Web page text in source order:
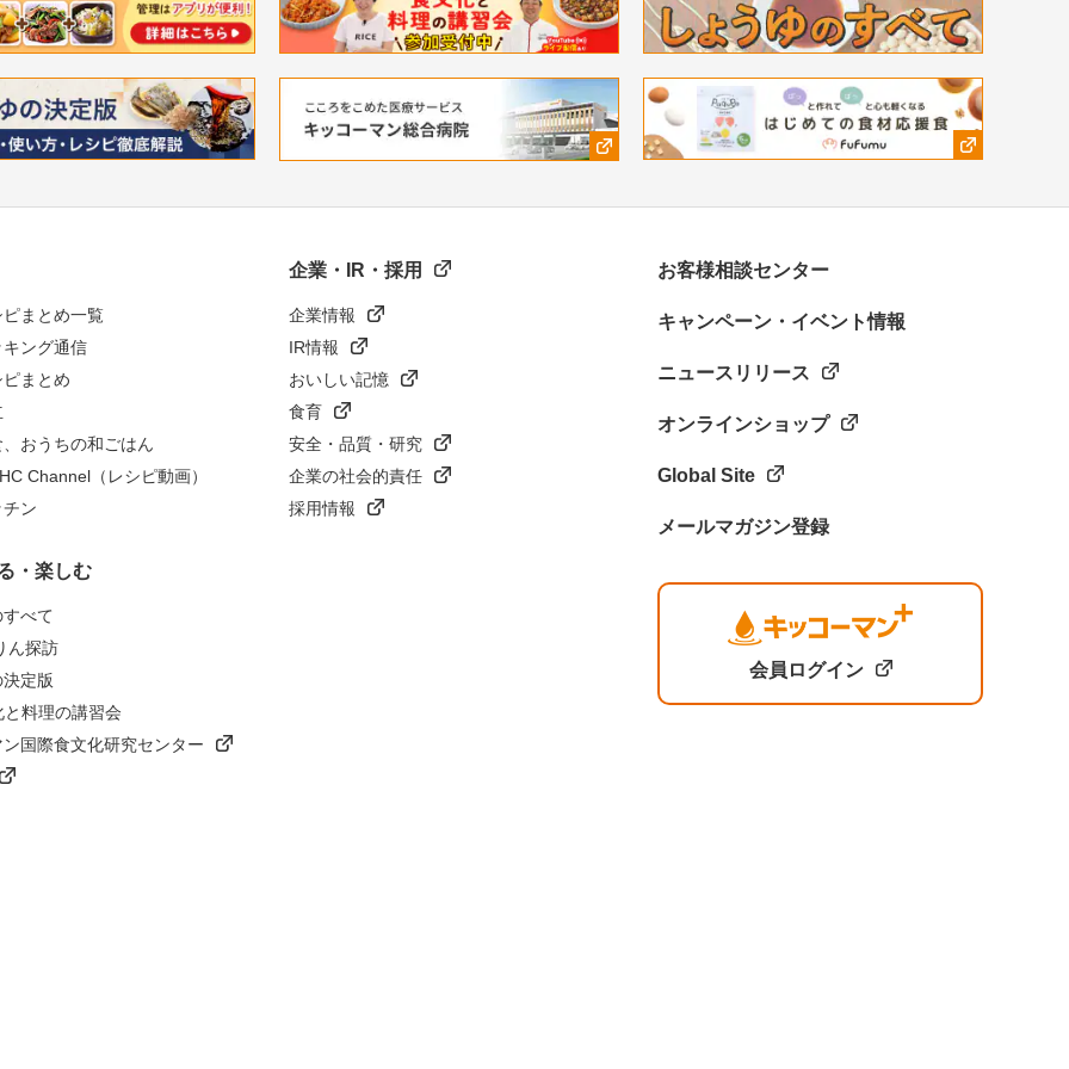
まとめ一覧
ング通信
まとめ
おうちの和ごはん
Channel（レシピ動画）
ン
・楽しむ
べて
ん探訪
定版
料理の講習会
国際食文化研究センター
企業・IR・採用
企業情報
IR情報
おいしい記憶
食育
安全・品質・研究
企業の社会的責任
採用情報
お客様相談センター
キャンペーン・イベント情報
ニュースリリース
オンラインショップ
Global Site
メールマガジン登録
会員ログイン